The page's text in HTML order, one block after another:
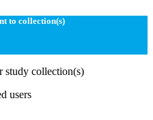
to collection(s)
study collection(s)
users